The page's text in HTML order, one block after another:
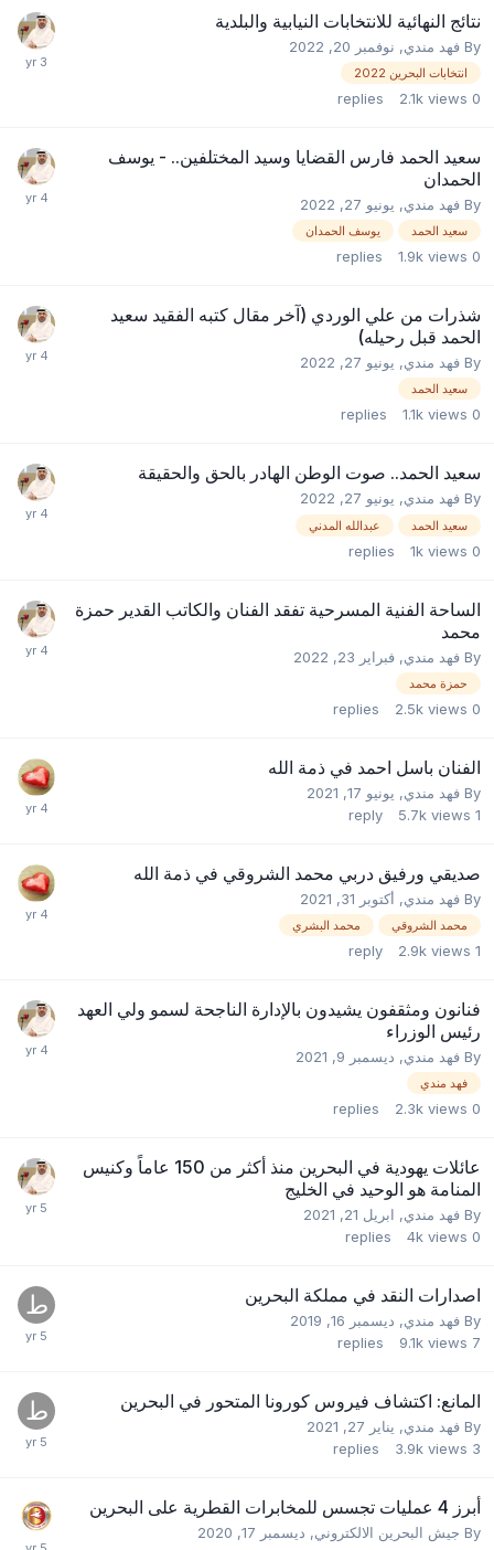
نتائج النهائية للانتخابات النيابية والبلدية
By فهد مندي, نوفمبر 20, 2022
انتخابات البحرين 2022
0
replies 2.1k views
سعيد الحمد فارس القضايا وسيد المختلفين.. - يوسف
الحمدان
By فهد مندي, يونيو 27, 2022
سعيد الحمد يوسف الحمدان
0
replies 1.9k views
شذرات من علي الوردي (آخر مقال كتبه الفقيد سعيد
الحمد قبل رحيله)
By فهد مندي, يونيو 27, 2022
سعيد الحمد
0
replies 1.1k views
سعيد الحمد.. صوت الوطن الهادر بالحق والحقيقة
By فهد مندي, يونيو 27, 2022
سعيد الحمد عبدالله المدني
0
replies 1k views
الساحة الفنية المسرحية تفقد الفنان والكاتب القدير حمزة
محمد
By فهد مندي, فبراير 23, 2022
حمزة محمد
0
replies 2.5k views
الفنان باسل احمد في ذمة الله
By فهد مندي, يونيو 17, 2021
1
reply 5.7k views
صديقي ورفيق دربي محمد الشروقي في ذمة الله
By فهد مندي, أكتوبر 31, 2021
محمد الشروقي محمد البشري
1
reply 2.9k views
فنانون ومثقفون يشيدون بالإدارة الناجحة لسمو ولي العهد
رئيس الوزراء
By فهد مندي, ديسمبر 9, 2021
فهد مندي
0
replies 2.3k views
عائلات يهودية في البحرين منذ أكثر من 150 عاماً وكنيس
المنامة هو الوحيد في الخليج
By فهد مندي, ابريل 21, 2021
0
replies 4k views
اصدارات النقد في مملكة البحرين
By فهد مندي, ديسمبر 16, 2019
7
replies 9.1k views
المانع: اكتشاف فيروس كورونا المتحور في البحرين
By فهد مندي, يناير 27, 2021
3
replies 3.9k views
أبرز 4 عمليات تجسس للمخابرات القطرية على البحرين
By جيش البحرين الالكتروني, ديسمبر 17, 2020